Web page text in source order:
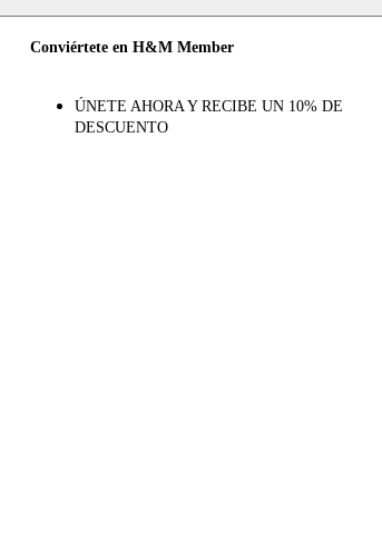
Conviértete en H&M Member
ÚNETE AHORA Y RECIBE UN 10% DE
DESCUENTO